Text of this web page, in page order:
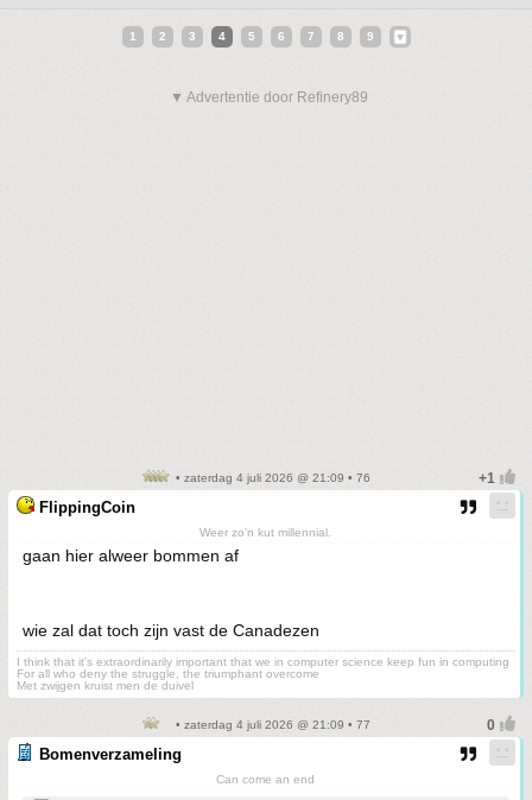
1 2 3 4 5 6 7 8 9
▼ Advertentie door Refinery89
• zaterdag 4 juli 2026 @ 21:09 • 76
FlippingCoin
Weer zo'n kut millennial.
gaan hier alweer bommen af
wie zal dat toch zijn vast de Canadezen
I think that it’s extraordinarily important that we in computer science keep fun in computing
For all who deny the struggle, the triumphant overcome
Met zwijgen kruist men de duivel
• zaterdag 4 juli 2026 @ 21:09 • 77
Bomenverzameling
Can come an end